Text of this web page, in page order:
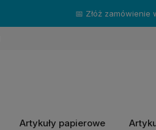
Artykuły papierowe